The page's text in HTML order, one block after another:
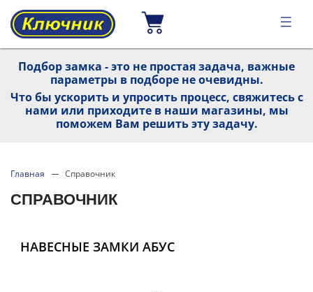
Подбор замка - это не простая задача, важные
параметры в подборе не очевидны.
Что бы ускорить и упросить процесс, свяжитесь с
нами или приходите в наши магазины, мы
поможем Вам решить эту задачу.
Главная Справочник
СПРАВОЧНИК
НАВЕСНЫЕ ЗАМКИ АБУС